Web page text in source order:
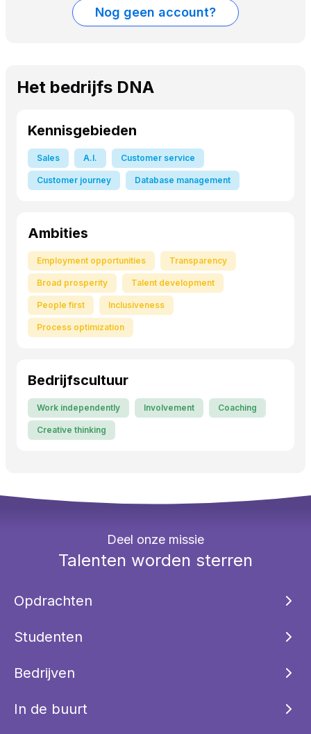
Nog geen account?
Het bedrijfs DNA
Kennisgebieden
Sales A.I. Customer service
Customer journey Database management
Ambities
Employment opportunities Transparency
Broad prosperity Talent development
People first Inclusiveness
Process optimization
Bedrijfscultuur
Work independently Involvement Coaching
Creative thinking
Deel onze missie
Talenten worden sterren
Opdrachten
Studenten
Bedrijven
In de buurt